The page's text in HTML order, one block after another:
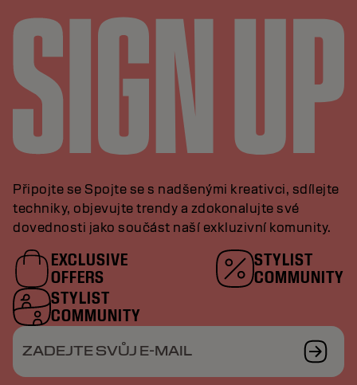
Připojte se Spojte se s nadšenými kreativci, sdílejte
techniky, objevujte trendy a zdokonalujte své
dovednosti jako součást naší exkluzivní komunity.
EXCLUSIVE
OFFERS
STYLIST
COMMUNITY
STYLIST
COMMUNITY
ZADEJTE SVŮJ E-MAIL